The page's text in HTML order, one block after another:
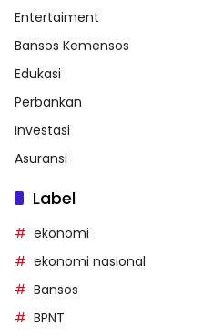
Entertaiment
Bansos Kemensos
Edukasi
Perbankan
Investasi
Asuransi
Label
ekonomi
ekonomi nasional
Bansos
BPNT